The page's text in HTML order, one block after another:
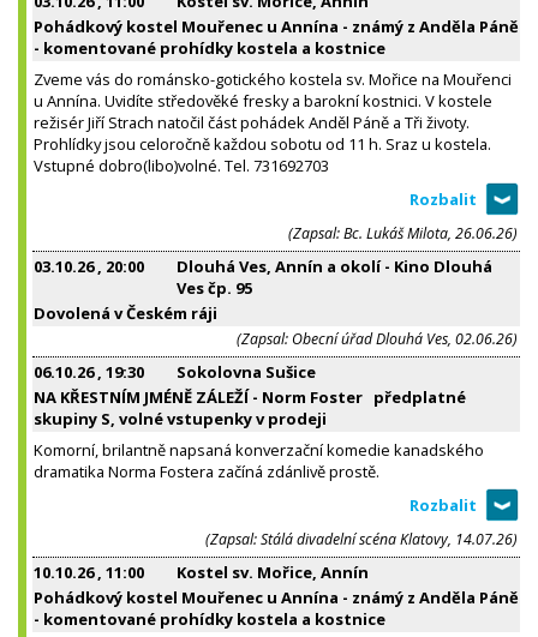
Pohádkový kostel Mouřenec u Annína - známý z Anděla Páně
- komentované prohídky kostela a kostnice
Zveme vás do románsko-gotického kostela sv. Mořice na Mouřenci
u Annína. Uvidíte středověké fresky a barokní kostnici. V kostele
režisér Jiří Strach natočil část pohádek Anděl Páně a Tři životy.
Prohlídky jsou celoročně každou sobotu od 11 h. Sraz u kostela.
Vstupné dobro(libo)volné. Tel. 731692703
(Zapsal: Bc. Lukáš Milota, 26.06.26)
03.10.26, 20:00
Dlouhá Ves, Annín a okolí - Kino Dlouhá
Ves čp. 95
Dovolená v Českém ráji
(Zapsal: Obecní úřad Dlouhá Ves, 02.06.26)
06.10.26, 19:30
Sokolovna Sušice
NA KŘESTNÍM JMÉNĚ ZÁLEŽÍ - Norm Foster předplatné
skupiny S, volné vstupenky v prodeji
Komorní, brilantně napsaná konverzační komedie kanadského
dramatika Norma Fostera začíná zdánlivě prostě.
(Zapsal: Stálá divadelní scéna Klatovy, 14.07.26)
10.10.26, 11:00
Kostel sv. Mořice, Annín
Pohádkový kostel Mouřenec u Annína - známý z Anděla Páně
- komentované prohídky kostela a kostnice